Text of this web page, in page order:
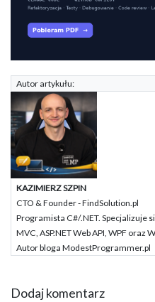
Autor artykułu:
KAZIMIERZ SZPIN
CTO & Founder - FindSolution.pl
Programista C#/.NET. Specjalizuje
MVC, ASP.NET Web API, WPF oraz
Autor bloga ModestProgrammer.pl
Dodaj komentarz